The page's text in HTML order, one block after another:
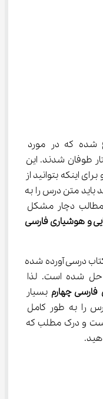
شده که در مورد
طوفان شدند. این
میرکیانی می‌باشد و برای اینکه بتوانید از
باید متن درس را به
مطالب دچار مشکل
و هوشیاری فارسی
کتاب درسی آورده شده
حل شده است. لذا
فارسی چهارم بسیار
را به طور کامل
و درک مطلب که